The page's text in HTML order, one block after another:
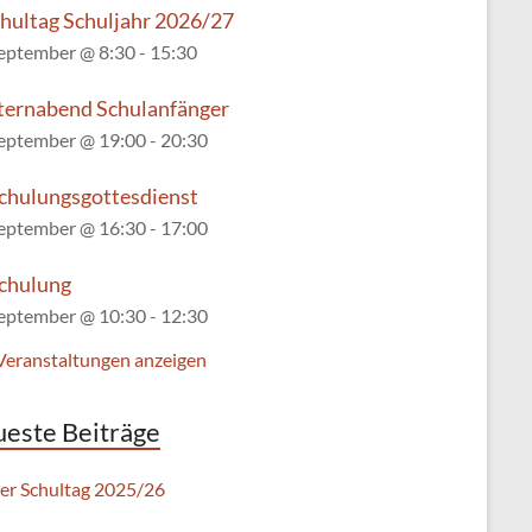
Schuljahr 2026/27
@ 8:30- 15:30
Schulanfänger
@ 19:00- 20:30
@ 16:30- 17:00
@ 10:30- 12:30
anzeigen
Beiträge
Schultag 2025/26